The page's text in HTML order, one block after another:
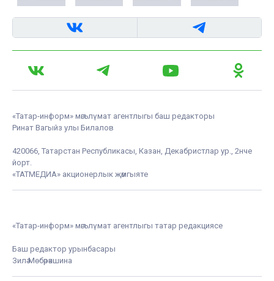
«Татар-информ» мәгълүмат агентлыгы баш редакторы
Ринат Вагыйз улы Билалов
420066, Татарстан Республикасы, Казан, Декабристлар ур., 2нче
йорт.
«ТАТМЕДИА» акционерлык җәмгыяте
«Татар-информ» мәгълүмат агентлыгы татар редакциясе
Баш редактор урынбасары
Зилә Мөбәрәкшина